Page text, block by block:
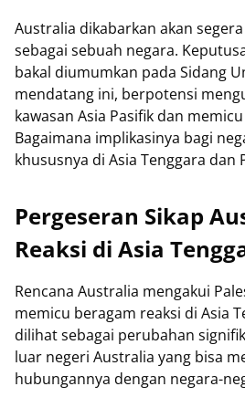
Australia dikabarkan akan
sebagai sebuah negara.
bakal diumumkan pada Sidang
mendatang ini, berpotensi
kawasan Asia Pasifik dan
Bagaimana implikasinya bagi
khususnya di Asia Tenggara dan
Pergeseran Sikap
Reaksi di Asia
Rencana Australia mengakui
memicu beragam reaksi di Asia
dilihat sebagai perubahan
luar negeri Australia yang bisa
hubungannya dengan negara-